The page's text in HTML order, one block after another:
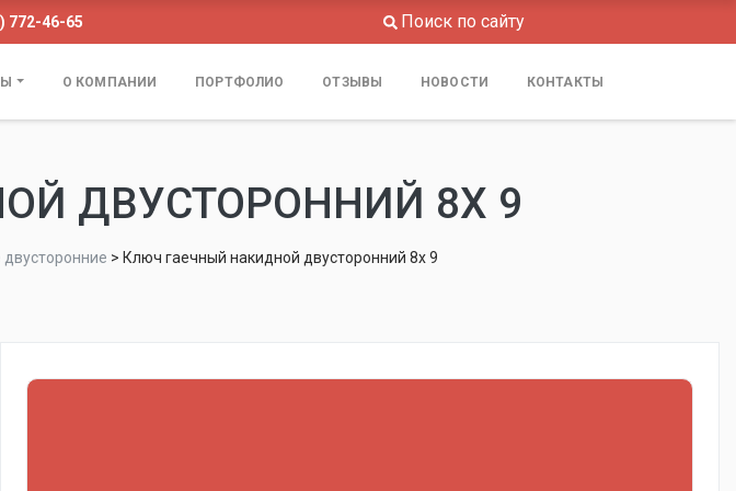
772-46-65 Поиск по сайту
О КОМПАНИИ ПОРТФОЛИО ОТЗЫВЫ НОВОСТИ КОНТАКТЫ
ДВУСТОРОННИЙ 8Х 9
> Ключ гаечный накидной двусторонний 8х 9